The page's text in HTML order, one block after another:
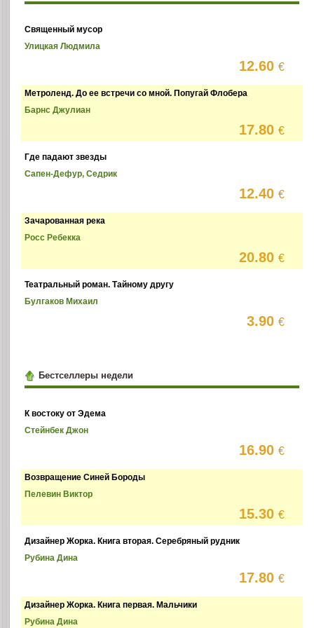
Священный мусор
Улицкая Людмила
12.60€
Метроленд. До ее встречи со мной. Попугай Флобера
Барнс Джулиан
17.80€
Где падают звезды
Сапен-Дефур, Седрик
12.40€
Зачарованная река
Росс Ребекка
20.80€
Театральный роман. Тайному другу
Булгаков Михаил
3.90€
Бестселлеры недели
К востоку от Эдема
Стейнбек Джон
16.90€
Возвращение Синей Бороды
Пелевин Виктор
15.30€
Дизайнер Жорка. Книга вторая. Серебряный рудник
Рубина Дина
17.80€
Дизайнер Жорка. Книга первая. Мальчики
Рубина Дина